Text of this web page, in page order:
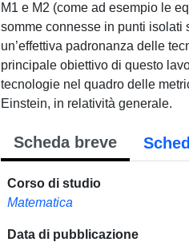
M1 e M2 (come ad esempio le
somme connesse in punti isolati
un’effettiva padronanza delle
principale obiettivo di questo
tecnologie nel quadro delle
Einstein, in relatività generale.
Scheda breve
Corso di studio
Matematica
Data di pubblicazione